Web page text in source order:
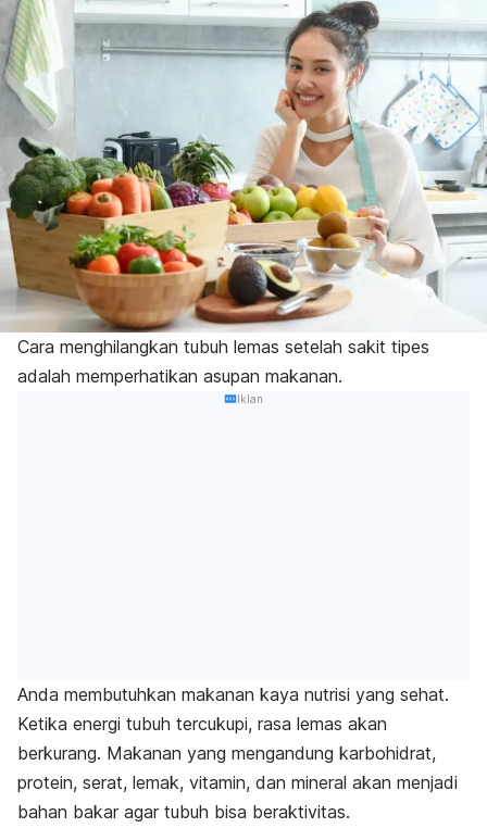
Cara menghilangkan tubuh lemas setelah sakit tipes
adalah memperhatikan asupan makanan.
Iklan
Anda membutuhkan makanan kaya nutrisi yang sehat.
Ketika energi tubuh tercukupi, rasa lemas akan
berkurang. Makanan yang mengandung karbohidrat,
protein, serat, lemak, vitamin, dan mineral akan menjadi
bahan bakar agar tubuh bisa beraktivitas.